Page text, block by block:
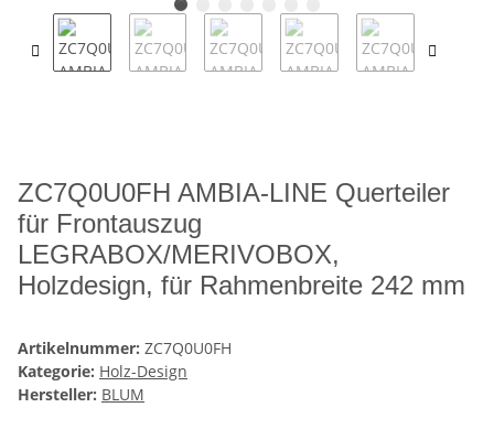
ZC7Q0U0FH AMBIA-LINE Querteiler
für Frontauszug
LEGRABOX/MERIVOBOX,
Holzdesign, für Rahmenbreite 242 mm
Artikelnummer: ZC7Q0U0FH
Kategorie: Holz-Design
Hersteller: BLUM